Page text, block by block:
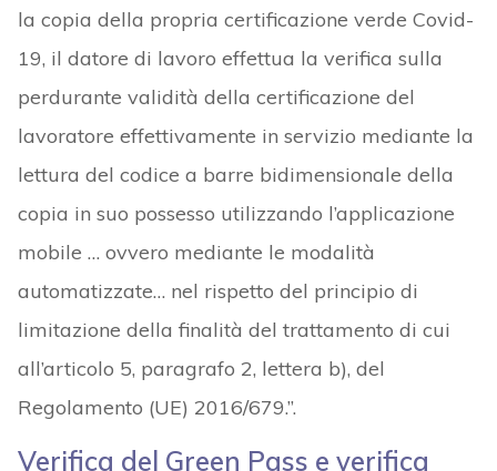
la copia della propria certificazione verde Covid-
19, il datore di lavoro effettua la verifica sulla
perdurante validità della certificazione del
lavoratore effettivamente in servizio mediante la
lettura del codice a barre bidimensionale della
copia in suo possesso utilizzando l’applicazione
mobile … ovvero mediante le modalità
automatizzate… nel rispetto del principio di
limitazione della finalità del trattamento di cui
all’articolo 5, paragrafo 2, lettera b), del
Regolamento (UE) 2016/679.”.
Verifica del Green Pass e verifica